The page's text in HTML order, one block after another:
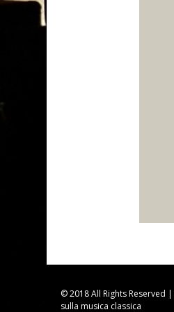
© 2018 All Rights Reserved |
sulla musica classica